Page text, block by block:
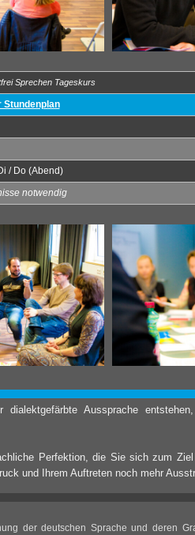
Sprechen Tageskurs
Stundenplan
/ Do (Abend)
notwendig
Aussprache
Perfektion, die Sie sich zum
und Ihrem Auftreten noch mehr
der deutschen Sprache und deren